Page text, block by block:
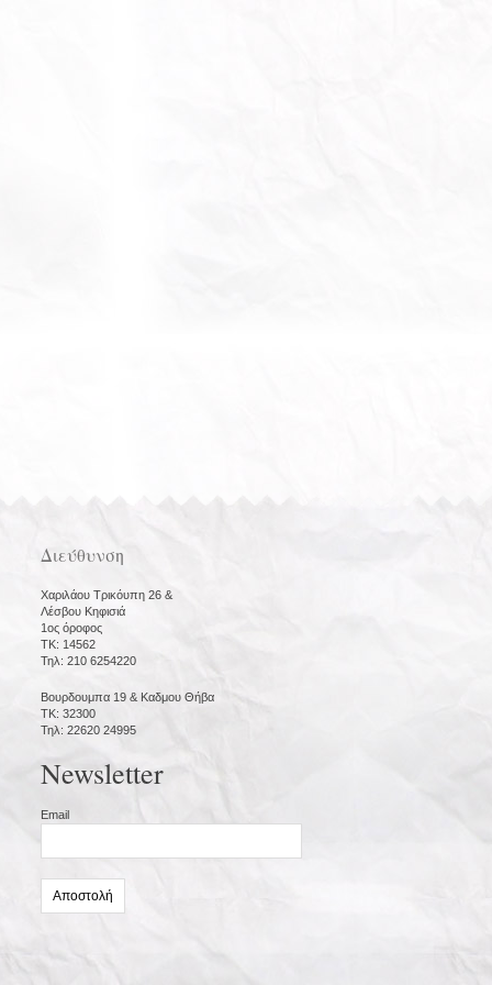
Διεύθυνση
Χαριλάου Τρικόυπη 26 &
Λέσβου Κηφισιά
1ος όροφος
ΤΚ: 14562
Τηλ: 210 6254220
Βουρδουμπα 19 & Καδμου Θήβα
ΤΚ: 32300
Τηλ: 22620 24995
Newsletter
Email